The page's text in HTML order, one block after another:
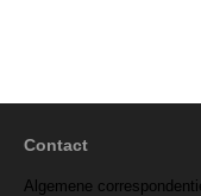
Contact
Algemene